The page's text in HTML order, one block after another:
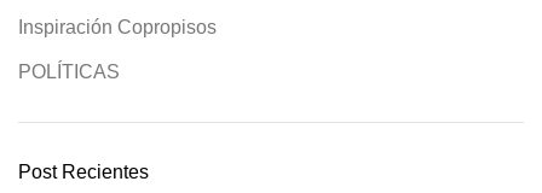
Inspiración Copropisos
POLÍTICAS
Post Recientes